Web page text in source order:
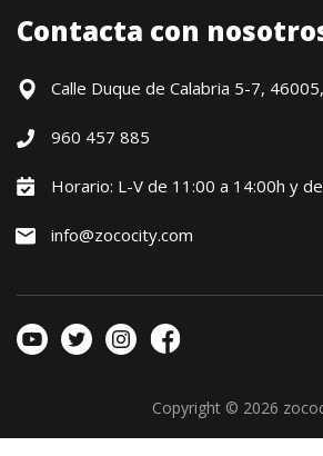
Contacto
Formas de pago
Devoluciones / Garantía
Política precio mínimo garantizado
Financiación CETELEM
Condiciones generales
Contacta con
Calle Duque de Calabria 5-7,
960 457 885
Horario: L-V de 11:00 a 14:00h y
info@zococity.com
Copyright © 2026